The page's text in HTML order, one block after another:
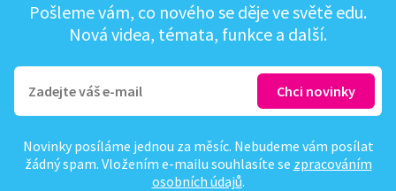
Pošleme vám, co nového se děje ve světě edu.
Nová videa, témata, funkce a další.
Novinky posíláme jednou za měsíc. Nebudeme vám posílat
žádný spam. Vložením e-mailu souhlasíte se zpracováním
osobních údajů.